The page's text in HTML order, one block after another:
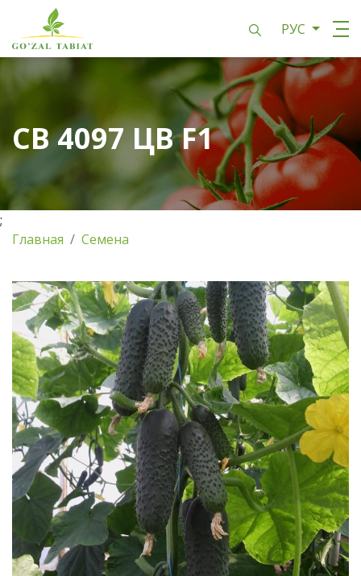
РУС
СВ 4097 ЦВ F1
;
Главная
Семена